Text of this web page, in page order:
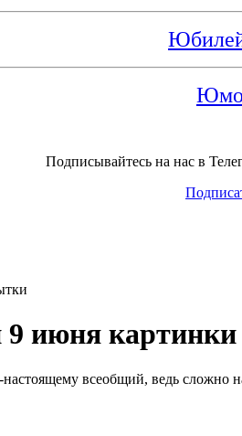
Подписывайтесь на нас в
июня
всеобщий, ведь